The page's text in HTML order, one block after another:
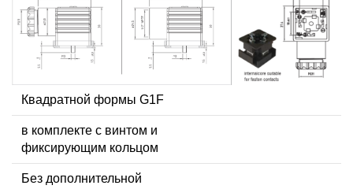
Квадратной формы G1F
в комплекте с винтом и
фиксирующим кольцом
Без дополнительной